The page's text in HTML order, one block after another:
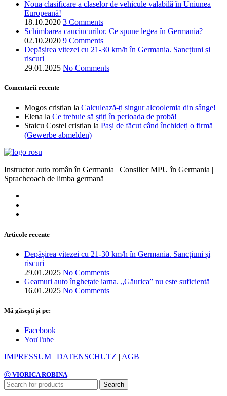
Noua clasificare a claselor de vehicule valabilă în Uniunea
Europeană!
18.10.2020 3 Comments
Schimbarea cauciucurilor. Ce spune legea în Germania?
02.10.2020 9 Comments
Depășirea vitezei cu 21-30 km/h în Germania. Sancțiuni și
riscuri
29.01.2025 No Comments
Comentarii recente
Mogos cristian la Calculează-ți singur alcoolemia din sânge!
Elena la Ce trebuie să știți în perioada de probă!
Staicu Costel cristian la Pași de făcut când închideți o firmă
(Gewerbe abmelden)
Instructor auto român în Germania | Consilier MPU în Germania |
Sprachcoach de limba germană
Articole recente
Depășirea vitezei cu 21-30 km/h în Germania. Sancțiuni și
riscuri
29.01.2025 No Comments
Geamuri auto înghețate iarna. „Găurica” nu este suficientă
16.01.2025 No Comments
Mă găsești și pe:
Facebook
YouTube
IMPRESSUM | DATENSCHUTZ | AGB
Ⓒ VIORICA ROBINA
Search